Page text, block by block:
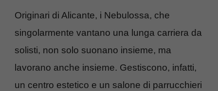
Originari di Alicante, i Nebulossa, che
singolarmente vantano una lunga carriera da
solisti, non solo suonano insieme, ma
lavorano anche insieme. Gestiscono, infatti,
un centro estetico e un salone di parrucchieri